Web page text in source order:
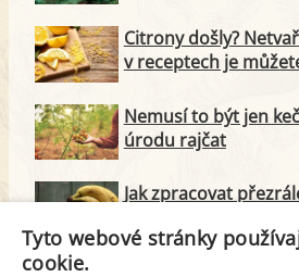
Citrony došly?
v receptech je
Nemusí to být jen
úrodu rajčat
Jak zpracovat
Tyto webové stránky
cookie.